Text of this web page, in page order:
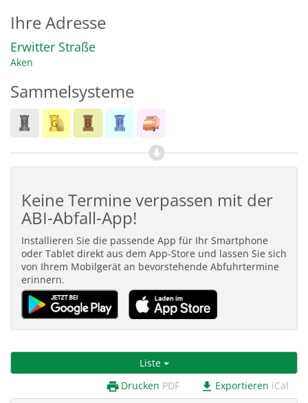
Ihre Adresse
Erwitter Straße
Aken
Sammelsysteme
Keine Termine verpassen mit der
ABI-Abfall-App!
Installieren Sie die passende App für Ihr Smartphone
oder Tablet direkt aus dem App-Store und lassen Sie sich
von Ihrem Mobilgerät an bevorstehende Abfuhrtermine
erinnern.
Liste
print Drucken PDF download Exportieren iCal